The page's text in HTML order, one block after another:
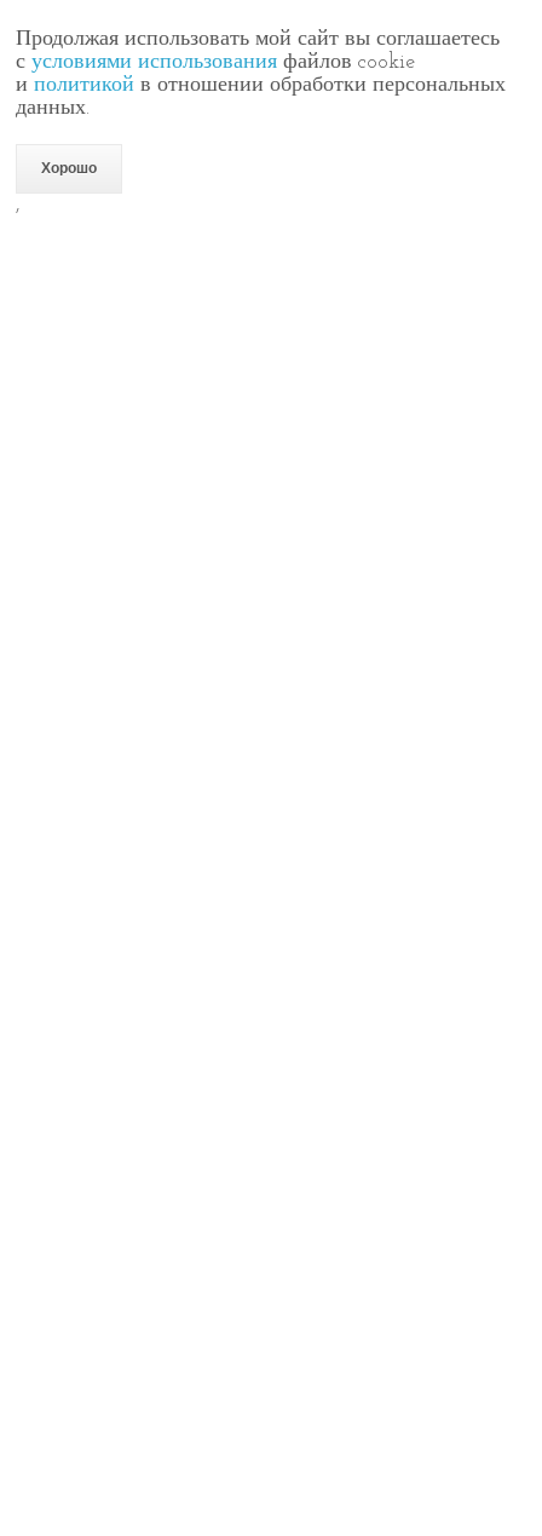
Продолжая использовать мой сайт вы соглашаетесь
сусловиями использования файлов cookie
иполитикой в отношении обработки персональных
данных.
Хорошо
,